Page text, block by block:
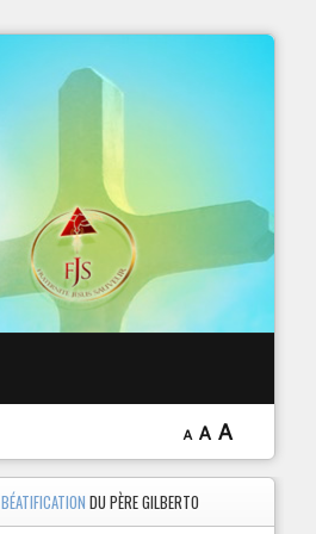
A A A
BÉATIFICATIONDU PÈRE GILBERTO